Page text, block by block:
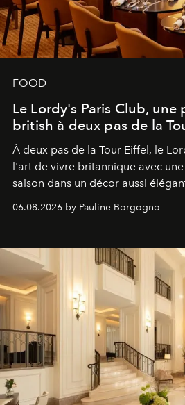
FOOD
Le Lordy's Paris Club, une
british à deux pas de la
À deux pas de la Tour Eiffel, le
l'art de vivre britannique avec
saison dans un décor aussi
06.08.2026 by Pauline Borgogno